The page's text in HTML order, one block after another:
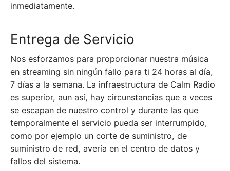
inmediatamente.
Entrega de Servicio
Nos esforzamos para proporcionar nuestra música
en streaming sin ningún fallo para ti 24 horas al día,
7 días a la semana. La infraestructura de Calm Radio
es superior, aun así, hay circunstancias que a veces
se escapan de nuestro control y durante las que
temporalmente el servicio pueda ser interrumpido,
como por ejemplo un corte de suministro, de
suministro de red, avería en el centro de datos y
fallos del sistema.